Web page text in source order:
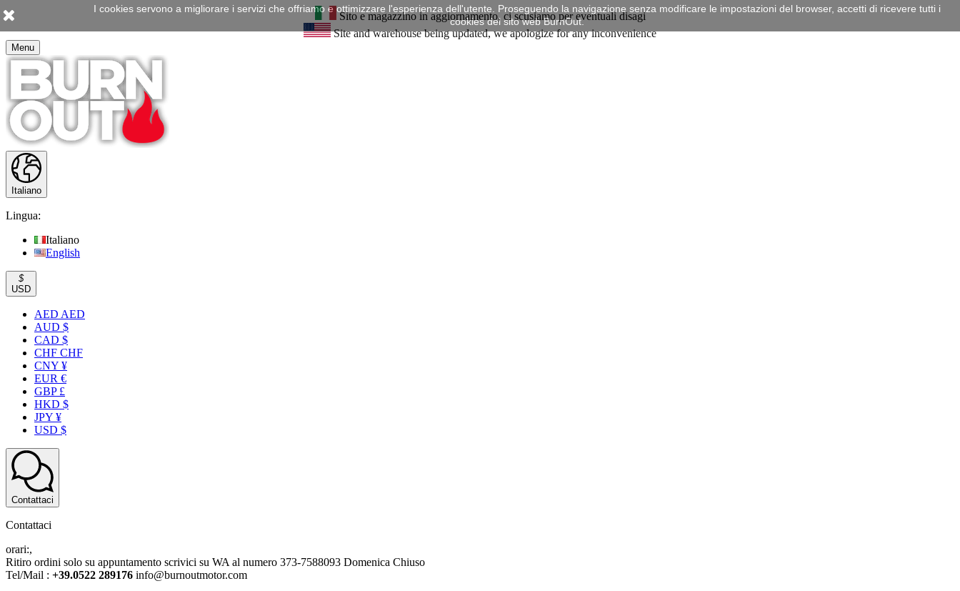
Sito e magazzino in aggiornamento, ci scusiamo per eventuali disagi
Site and warehouse being updated, we apologize for any inconvenience
Menu
Italiano
Lingua:
Italiano
English
$
USD
AED AED
AUD $
CAD $
CHF CHF
CNY ¥
EUR €
GBP £
HKD $
JPY ¥
USD $
Contattaci
Contattaci
orari:,
Ritiro ordini solo su appuntamento scrivici su WA al numero 373-7588093 Domenica Chiuso
Tel/Mail : +39.0522 289176 info@burnoutmotor.com
I cookies servono a migliorare i servizi che offriamo e ottimizzare l'esperienza dell'utente. Proseguendo la navigazione senza modificare le impostazioni del browser, accetti di ricevere tutti i
cookies del sito web BurnOut.